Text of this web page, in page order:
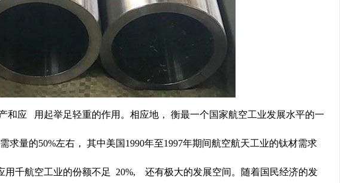
和应 用起举足轻重的作用。相应地， 衡最一个国家航空工业发展水平的一
量的50%左右， 其中美国1990年至1997年期间航空航天工业的钛材需求
用千航空工业的份额不足 20%, 还有极大的发展空间。随着国民经济的发